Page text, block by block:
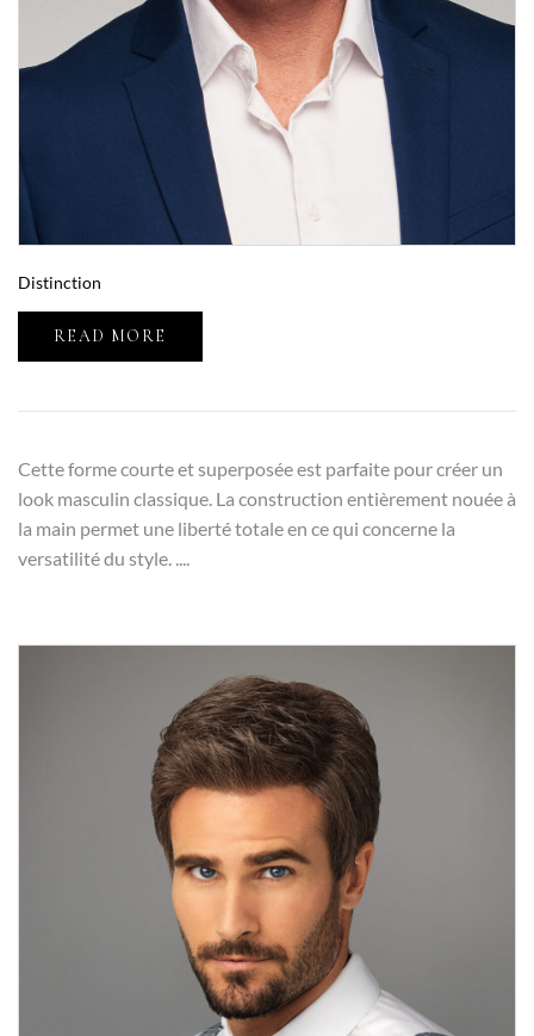
Distinction
READ MORE
Cette forme courte et superposée est parfaite pour créer un
look masculin classique. La construction entièrement nouée à
la main permet une liberté totale en ce qui concerne la
versatilité du style. ....